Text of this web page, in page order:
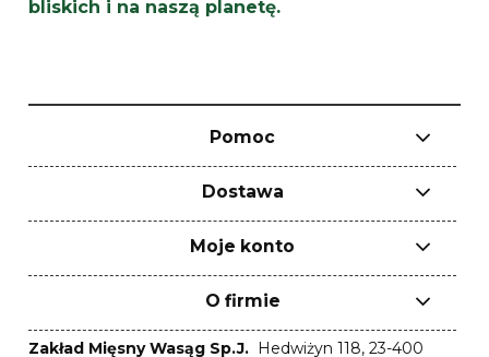
bliskich i na naszą planetę.
Pomoc
Dostawa
Moje konto
O firmie
Zakład Mięsny Wasąg Sp.J. Hedwiżyn 118, 23-400